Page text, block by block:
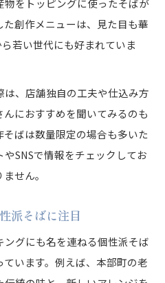
をトッピングに使ったそばが
創作メニューは、見た目も華
若い世代にも好まれていま
、店舗独自の工夫や仕込み方
におすすめを聞いてみるのも
ばは数量限定の場合も多いた
SNSで情報をチェックしてお
せん。
派そばに注目
グにも名を連ねる個性派そば
います。例えば、本部町の老